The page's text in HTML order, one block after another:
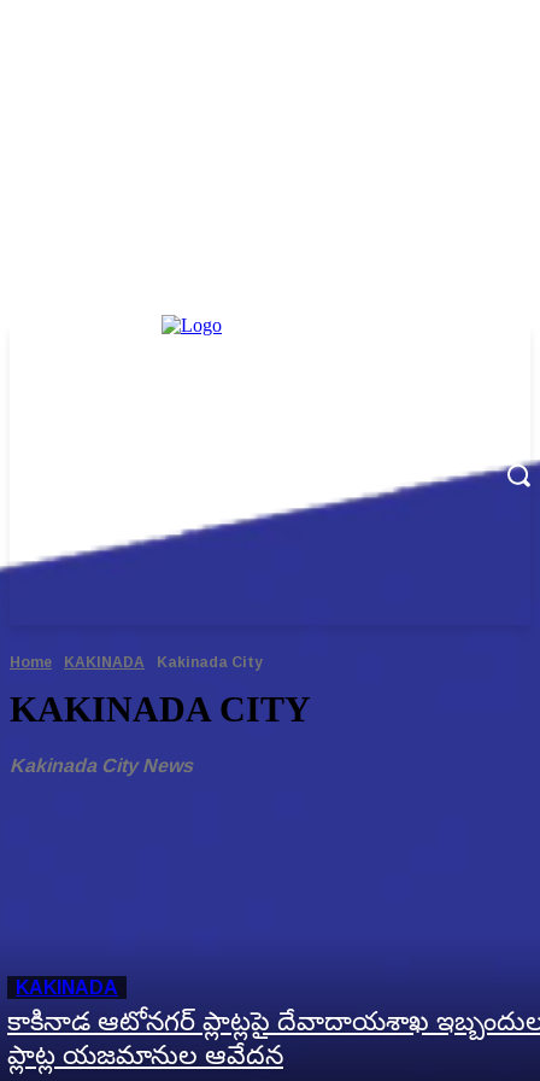
Home KAKINADA Kakinada City
KAKINADA CITY
Kakinada City News
KAKINADA
కాకినాడ ఆటోనగర్‌ ప్లాట్లపై దేవాదాయశాఖ
ప్లాట్ల యజమానుల ఆవేదన